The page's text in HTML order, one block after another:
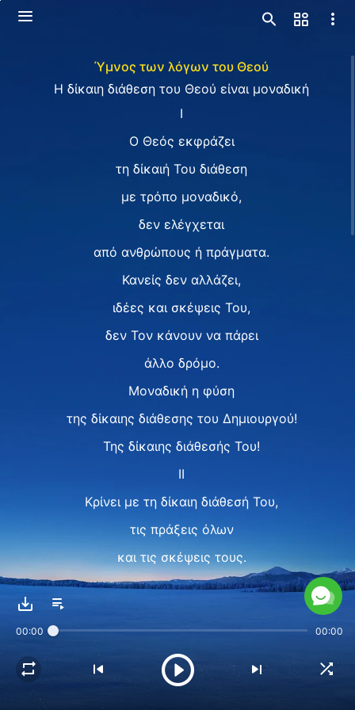
Ύμνος των λόγων του Θεού
Η δίκαιη διάθεση του Θεού είναι μοναδική
I
Ο Θεός εκφράζει
τη δίκαιή Του διάθεση
με τρόπο μοναδικό,
δεν ελέγχεται
από ανθρώπους ή πράγματα.
Κανείς δεν αλλάζει,
ιδέες και σκέψεις Του,
δεν Τον κάνουν να πάρει
άλλο δρόμο.
Μοναδική η φύση
της δίκαιης διάθεσης του Δημιουργού!
Της δίκαιης διάθεσής Του!
II
Κρίνει με τη δίκαιη διάθεσή Του,
τις πράξεις όλων
και τις σκέψεις τους.
Και βάσει αυτού,
ή η οργή Του δεν αλλάζει.
00:00 00:00